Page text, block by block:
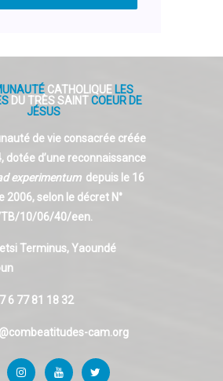
CATHOLIQUE LES
DU TRÈS SAINTCOEUR DE
JÉSUS
de vie consacrée créée
dotée d’une reconnaissance
experimentumdepuis le 16
2006, selon le décret N°
10/06/40/een.
Terminus, Yaoundé
6 77 81 18 32
cam.org